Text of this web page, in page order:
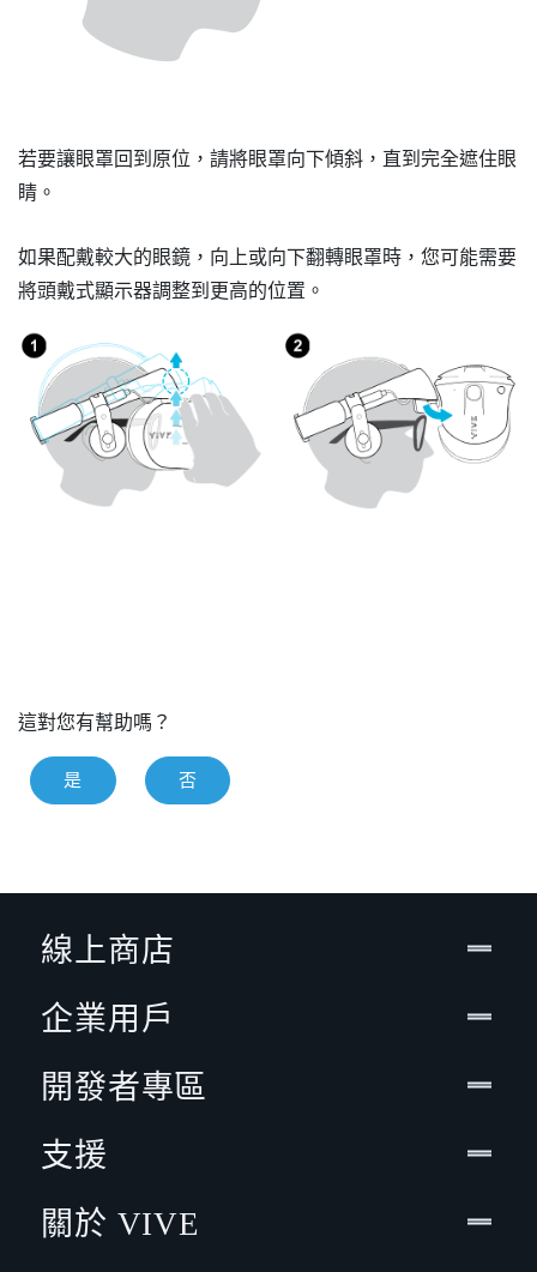
若要讓眼罩回到原位，請將眼罩向下傾斜，直到完全遮住眼
睛。
如果配戴較大的眼鏡，向上或向下翻轉眼罩時，您可能需要
將頭戴式顯示器調整到更高的位置。
這對您有幫助嗎？
是 否
線上商店
企業用戶
開發者專區
支援
關於 VIVE